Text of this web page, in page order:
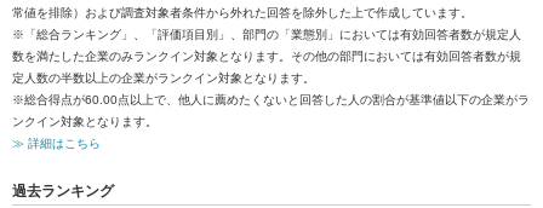
常値を排除）および調査対象者条件から外れた回答を除外した上で作成しています。
※「総合ランキング」、「評価項目別」、部門の「業態別」においては有効回答者数が規定人
数を満たした企業のみランクイン対象となります。その他の部門においては有効回答者数が規
定人数の半数以上の企業がランクイン対象となります。
※総合得点が60.00点以上で、他人に薦めたくないと回答した人の割合が基準値以下の企業がラ
ンクイン対象となります。
≫ 詳細はこちら
過去ランキング